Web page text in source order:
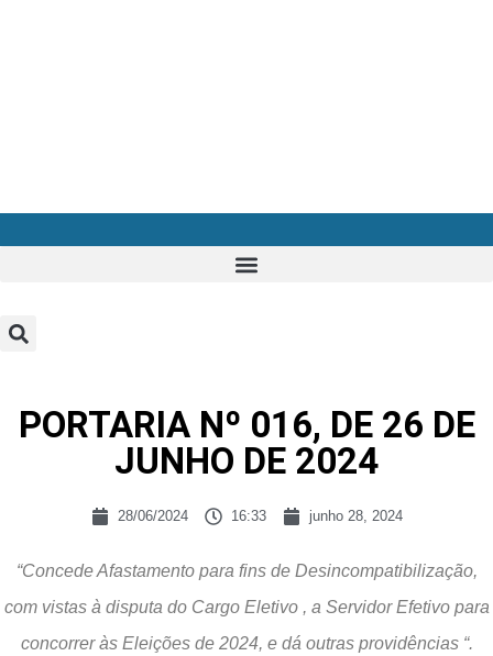
PORTARIA Nº 016, DE 26 DE
JUNHO DE 2024
28/06/2024 16:33 junho 28, 2024
“Concede Afastamento para fins de Desincompatibilização,
com vistas à disputa do Cargo Eletivo , a Servidor Efetivo para
concorrer às Eleições de 2024, e dá outras providências “.